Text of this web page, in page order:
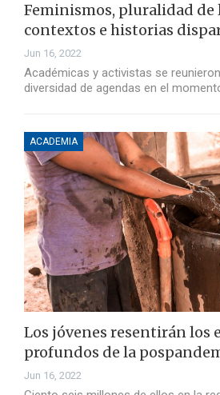
Feminismos, pluralidad de
contextos e historias
Jun 16, 2022
Académicas y activistas se
diversidad de agendas en el
ACADEMIA
Los jóvenes resentirán los
profundos de la
Jun 16, 2022